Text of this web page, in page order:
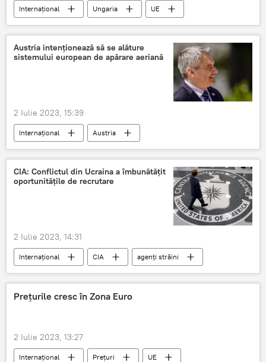
Internațional Ungaria
UE
Bruxelles
Austria intenționează să se alăture
sistemului european de apărare aeriană
2 Iulie 2023, 15:39
Internațional
Austria
sistem antirachetă
UE
CIA: Conflictul din Ucraina a îmbunătățit
oportunitățile de recrutare
2 Iulie 2023, 14:31
Internațional CIA agenți străini
Prețurile cresc în Zona Euro
2 Iulie 2023, 13:27
Internațional Prețuri UE